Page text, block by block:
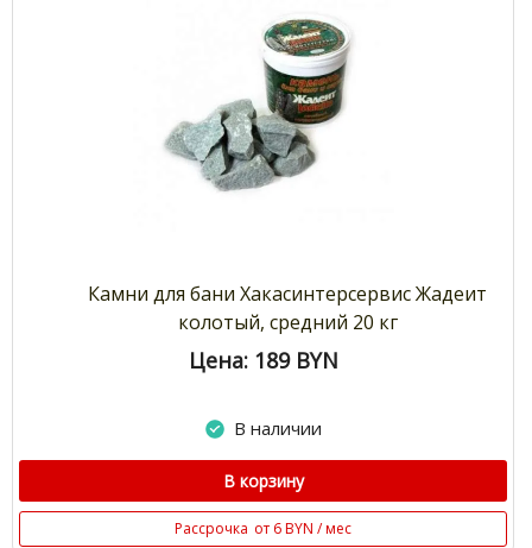
Камни для бани Хакасинтерсервис Жадеит
колотый, средний 20 кг
Цена: 189 BYN
В наличии
В корзину
Рассрочка от 6 BYN / мес